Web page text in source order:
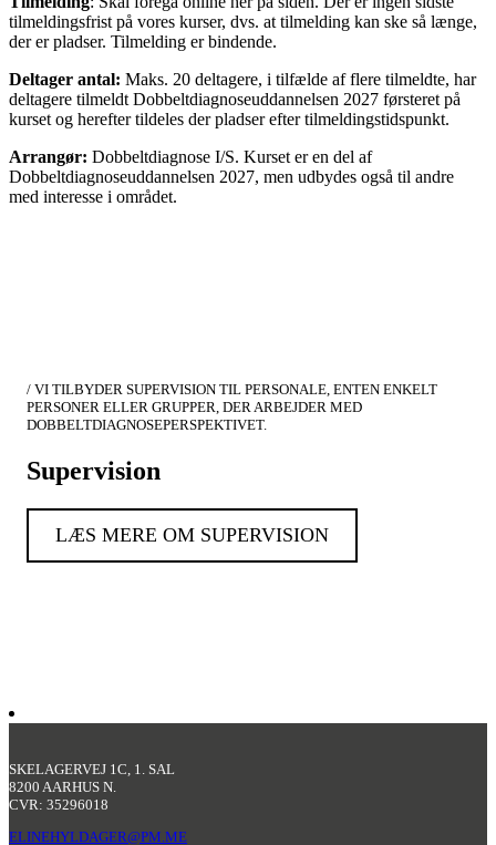
tilmeldingsfrist på vores kurser, dvs. at tilmelding kan ske så længe,
der er pladser. Tilmelding er bindende.
Deltager antal: Maks. 20 deltagere, i tilfælde af flere tilmeldte, har
deltagere tilmeldt Dobbeltdiagnoseuddannelsen 2027 førsteret på
kurset og herefter tildeles der pladser efter tilmeldingstidspunkt.
Arrangør: Dobbeltdiagnose I/S. Kurset er en del af
Dobbeltdiagnoseuddannelsen 2027, men udbydes også til andre
med interesse i området.
/ VI TILBYDER SUPERVISION TIL PERSONALE, ENTEN ENKELT
PERSONER ELLER GRUPPER, DER ARBEJDER MED
DOBBELTDIAGNOSEPERSPEKTIVET.
Supervision
LÆS MERE OM SUPERVISION
SKELAGERVEJ 1C, 1. SAL
8200 AARHUS N.
CVR: 35296018
ELINEHYLDAGER@PM.ME